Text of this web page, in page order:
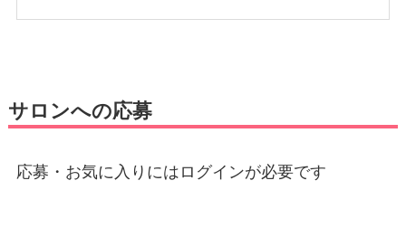
サロンへの応募
応募・お気に入りにはログインが必要です